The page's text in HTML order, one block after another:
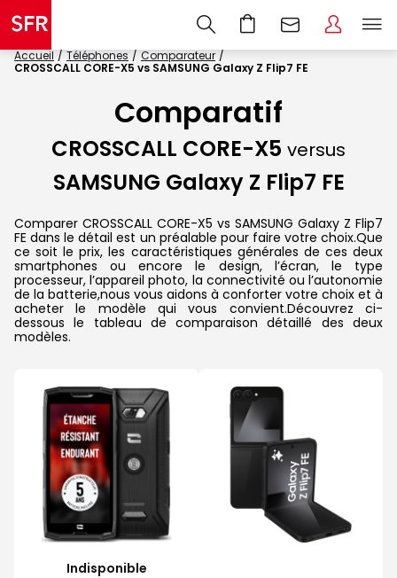
Accueil Téléphones
Comparateur
CROSSCALL CORE-X5 vs SAMSUNG Galaxy Z Flip7 FE
Comparatif
CROSSCALL CORE-X5 versus
SAMSUNG Galaxy Z Flip7 FE
Comparer CROSSCALL CORE-X5 vs SAMSUNG Galaxy Z Flip7
FE dans le détail est un préalable pour faire votre choix.Que
ce soit le prix, les caractéristiques générales de ces deux
smartphones ou encore le design, l’écran, le type
processeur, l’appareil photo, la connectivité ou l’autonomie
de la batterie,nous vous aidons à conforter votre choix et à
acheter le modèle qui vous convient.Découvrez ci-
dessous le tableau de comparaison détaillé des deux
modèles.
Indisponible